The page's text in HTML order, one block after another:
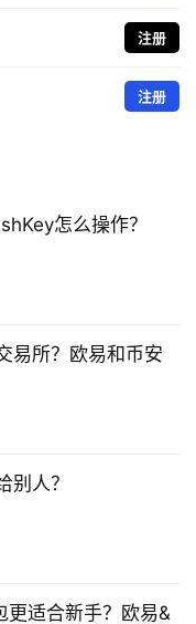
注册
注册
怎么操作？
易所？欧易和币安
别人？
更适合新手？欧易&